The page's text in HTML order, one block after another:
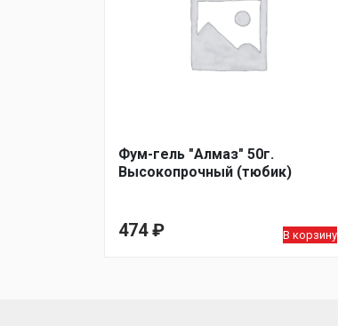
Фум-гель "Алмаз" 50г.
Высокопрочный (тюбик)
474₽ В корзину